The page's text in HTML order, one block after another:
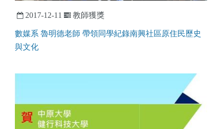
2017-12-11 教師獲獎
數媒系 魯明德老師 帶領同學紀錄南興社區原住民歷史
與文化